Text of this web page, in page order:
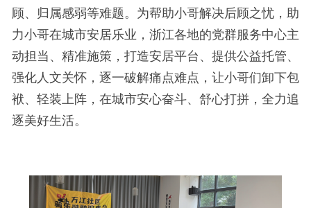
顾、归属感弱等难题。为帮助小哥解决后顾之忧，助
力小哥在城市安居乐业，浙江各地的党群服务中心主
动担当、精准施策，打造安居平台、提供公益托管、
强化人文关怀，逐一破解痛点难点，让小哥们卸下包
袱、轻装上阵，在城市安心奋斗、舒心打拼，全力追
逐美好生活。